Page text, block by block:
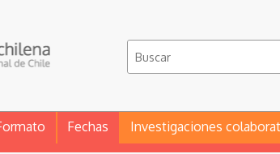
Fechas Investigaciones